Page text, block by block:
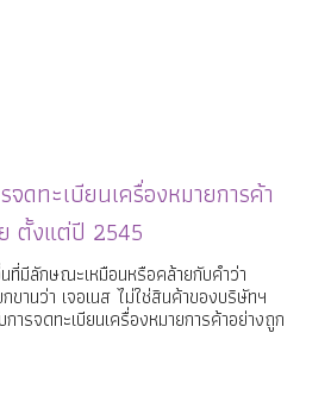
จดทะเบียนเครื่องหมายการค้า
ตั้งแต่ปี 2545
ที่มีลักษณะเหมือนหรือคล้ายกับคำว่า
กขานว่า เจอเนส ไม่ใช่สินค้าของบริษัทฯ
ารจดทะเบียนเครื่องหมายการค้าอย่างถูก